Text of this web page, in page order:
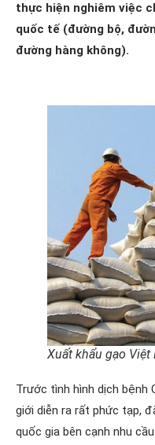
thực hiện nghiêm việc
quốc tế (đường bộ,
đường hàng không).
Xuất khẩu gạo Việt
Trước tình hình dịch bệnh
giới diễn ra rất phức tạp,
quốc gia bên cạnh nhu